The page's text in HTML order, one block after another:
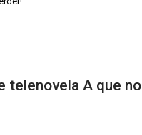
telenovela A que no